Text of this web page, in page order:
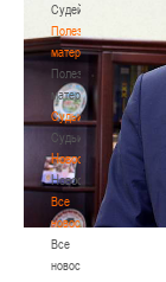
Судейство
Полезные
материалы
Полезные
материалы
Судьи
Судьи
Новости
Новости
Все
новости
Все
новости